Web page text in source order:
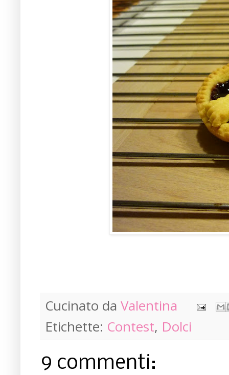
Cucinato da Valentina
Etichette: Contest, Dolci
9 commenti: